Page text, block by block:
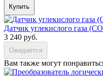
Купить
Датчик углекислого газа
3 240 руб.
Ожидается
Вам также могут